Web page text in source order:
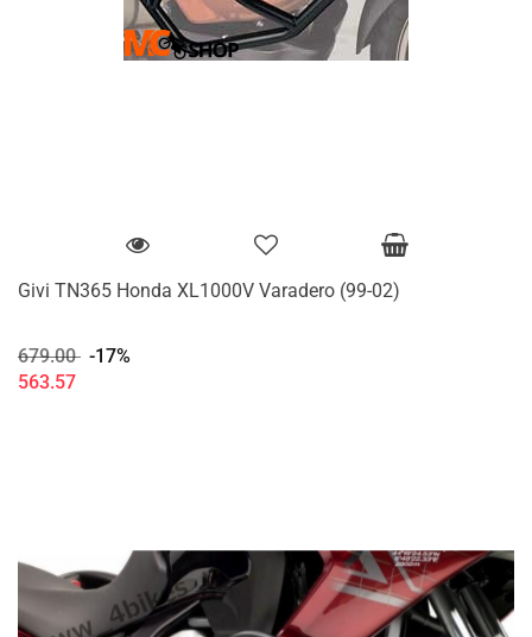
Givi TN365 Honda XL1000V Varadero (99-02)
679.00 -17%
563.57